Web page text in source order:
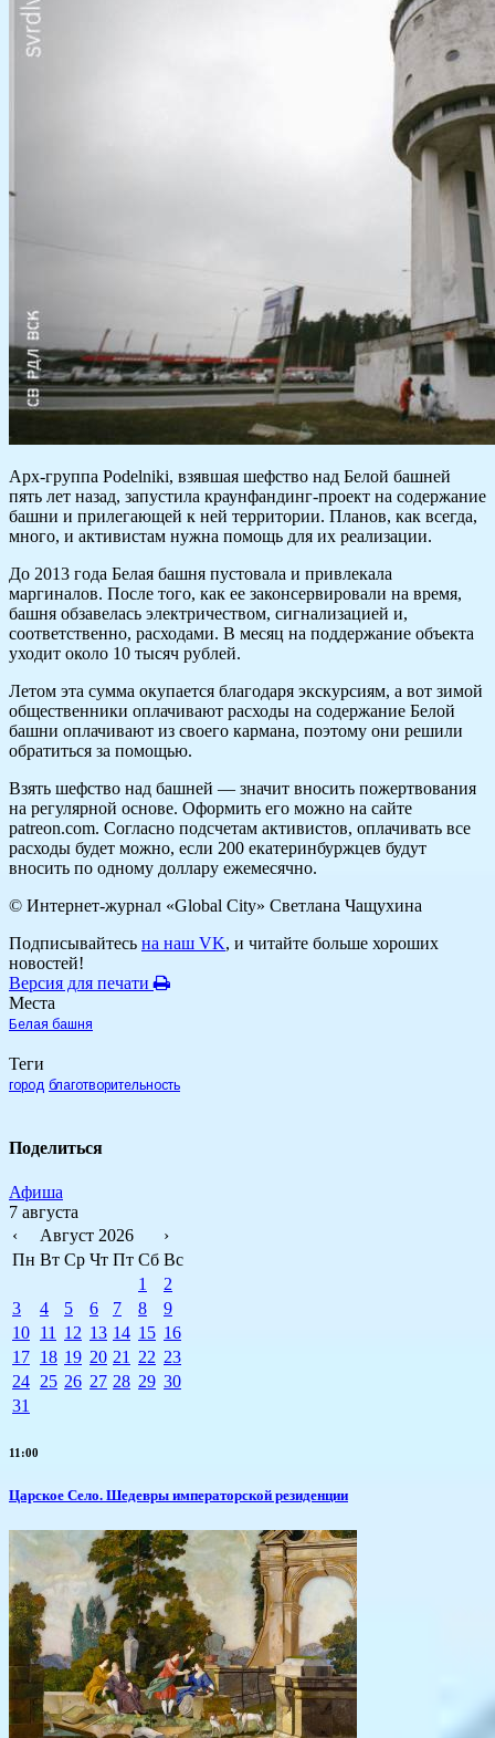
Арх-группа Podelniki, взявшая шефство над Белой башней
пять лет назад, запустила краунфандинг-проект на содержание
башни и прилегающей к ней территории. Планов, как всегда,
много, и активистам нужна помощь для их реализации.
До 2013 года Белая башня пустовала и привлекала
маргиналов. После того, как ее законсервировали на время,
башня обзавелась электричеством, сигнализацией и,
соответственно, расходами. В месяц на поддержание объекта
уходит около 10 тысяч рублей.
Летом эта сумма окупается благодаря экскурсиям, а вот зимой
общественники оплачивают расходы на содержание Белой
башни оплачивают из своего кармана, поэтому они решили
обратиться за помощью.
Взять шефство над башней — значит вносить пожертвования
на регулярной основе. Оформить его можно на сайте
patreon.com. Согласно подсчетам активистов, оплачивать все
расходы будет можно, если 200 екатеринбуржцев будут
вносить по одному доллару ежемесячно.
© Интернет-журнал «Global City» Светлана Чащухина
Подписывайтесь на наш VK, и читайте больше хороших
новостей!
Версия для печати
Места
Белая башня
Теги
город благотворительность
Поделиться
Афиша
7 августа
‹
Август 2026
›
Пн Вт Ср Чт Пт Сб Вс
1
2
3
4 5 6 7 8
9
10 11 12 13 14 15 16
17 18 19 20 21 22 23
24 25 26 27 28 29 30
31
11:00
Царское Село. Шедевры императорской резиденции